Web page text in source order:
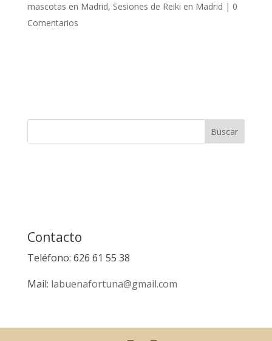
mascotas en Madrid, Sesiones de Reiki en Madrid | 0
Comentarios
Contacto
Teléfono: 626 61 55 38
Mail: labuenafortuna@gmail.com